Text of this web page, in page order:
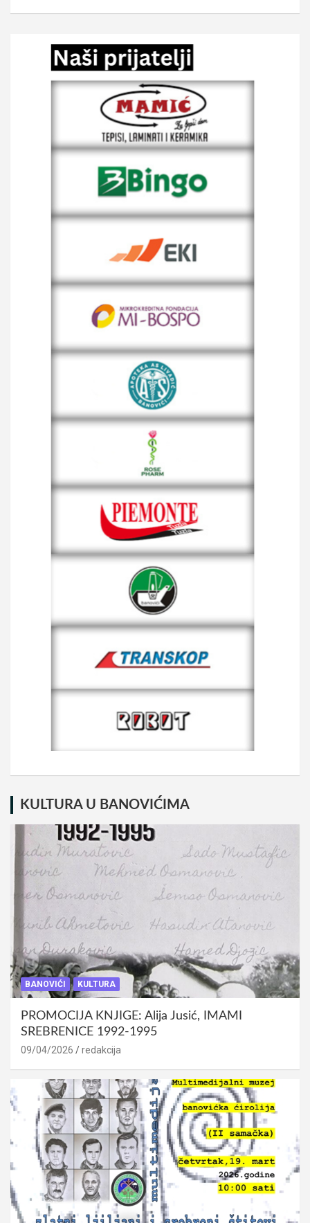
KULTURA U BANOVIĆIMA
BANOVIĆI KULTURA
PROMOCIJA KNJIGE: Alija Jusić, IMAMI
SREBRENICE 1992-1995
09/04/2026 redakcija